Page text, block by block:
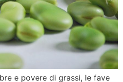
e povere di grassi, le fave